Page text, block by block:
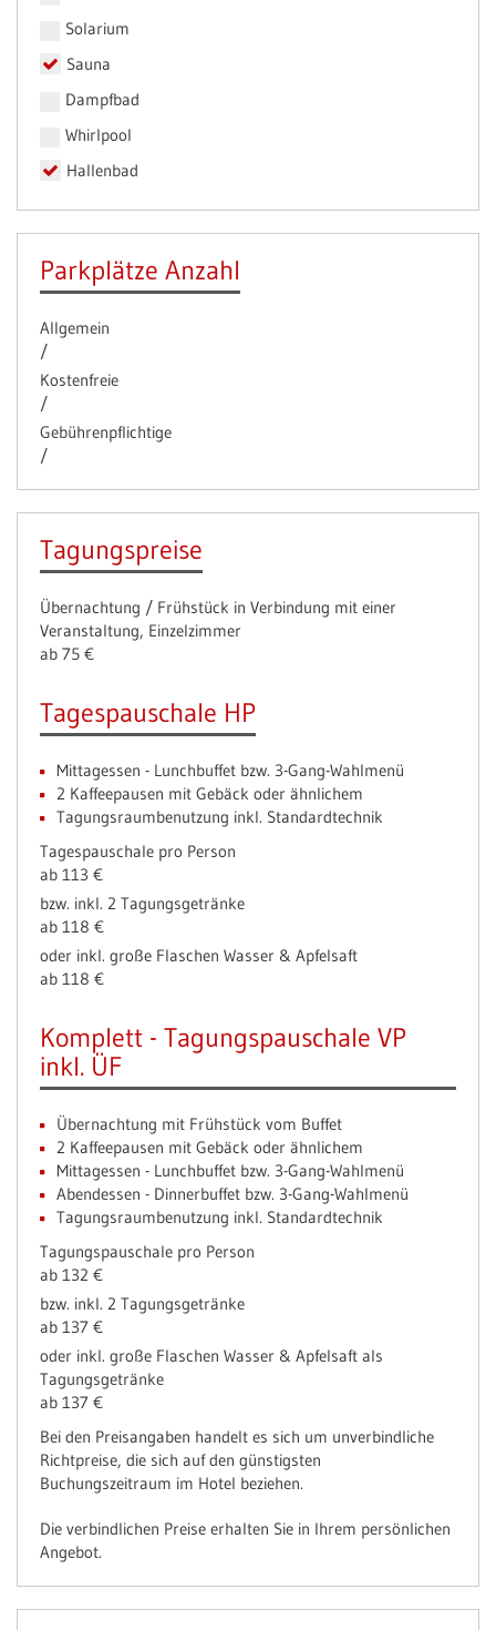
Solarium
Sauna
Dampfbad
Whirlpool
Hallenbad
Parkplätze Anzahl
Allgemein
/
Kostenfreie
/
Gebührenpflichtige
/
Tagungspreise
Übernachtung / Frühstück in Verbindung mit einer
Veranstaltung, Einzelzimmer
ab 75 €
Tagespauschale HP
Mittagessen - Lunchbuffet bzw. 3-Gang-Wahlmenü
2 Kaffeepausen mit Gebäck oder ähnlichem
Tagungsraumbenutzung inkl. Standardtechnik
Tagespauschale pro Person
ab 113 €
bzw. inkl. 2 Tagungsgetränke
ab 118 €
oder inkl. große Flaschen Wasser & Apfelsaft
ab 118 €
Komplett - Tagungspauschale VP
inkl. ÜF
Übernachtung mit Frühstück vom Buffet
2 Kaffeepausen mit Gebäck oder ähnlichem
Mittagessen - Lunchbuffet bzw. 3-Gang-Wahlmenü
Abendessen - Dinnerbuffet bzw. 3-Gang-Wahlmenü
Tagungsraumbenutzung inkl. Standardtechnik
Tagungspauschale pro Person
ab 132 €
bzw. inkl. 2 Tagungsgetränke
ab 137 €
oder inkl. große Flaschen Wasser & Apfelsaft als
Tagungsgetränke
ab 137 €
Bei den Preisangaben handelt es sich um unverbindliche
Richtpreise, die sich auf den günstigsten
Buchungszeitraum im Hotel beziehen.
Die verbindlichen Preise erhalten Sie in Ihrem persönlichen
Angebot.